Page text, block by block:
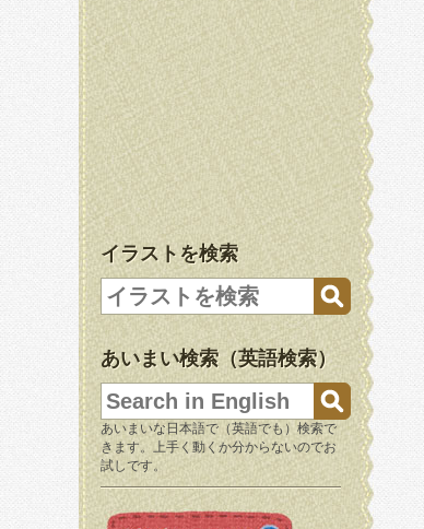
イラストを検索
あいまい検索（英語検索）
あいまいな日本語で（英語でも）検索で
きます。上手く動くか分からないのでお
試しです。